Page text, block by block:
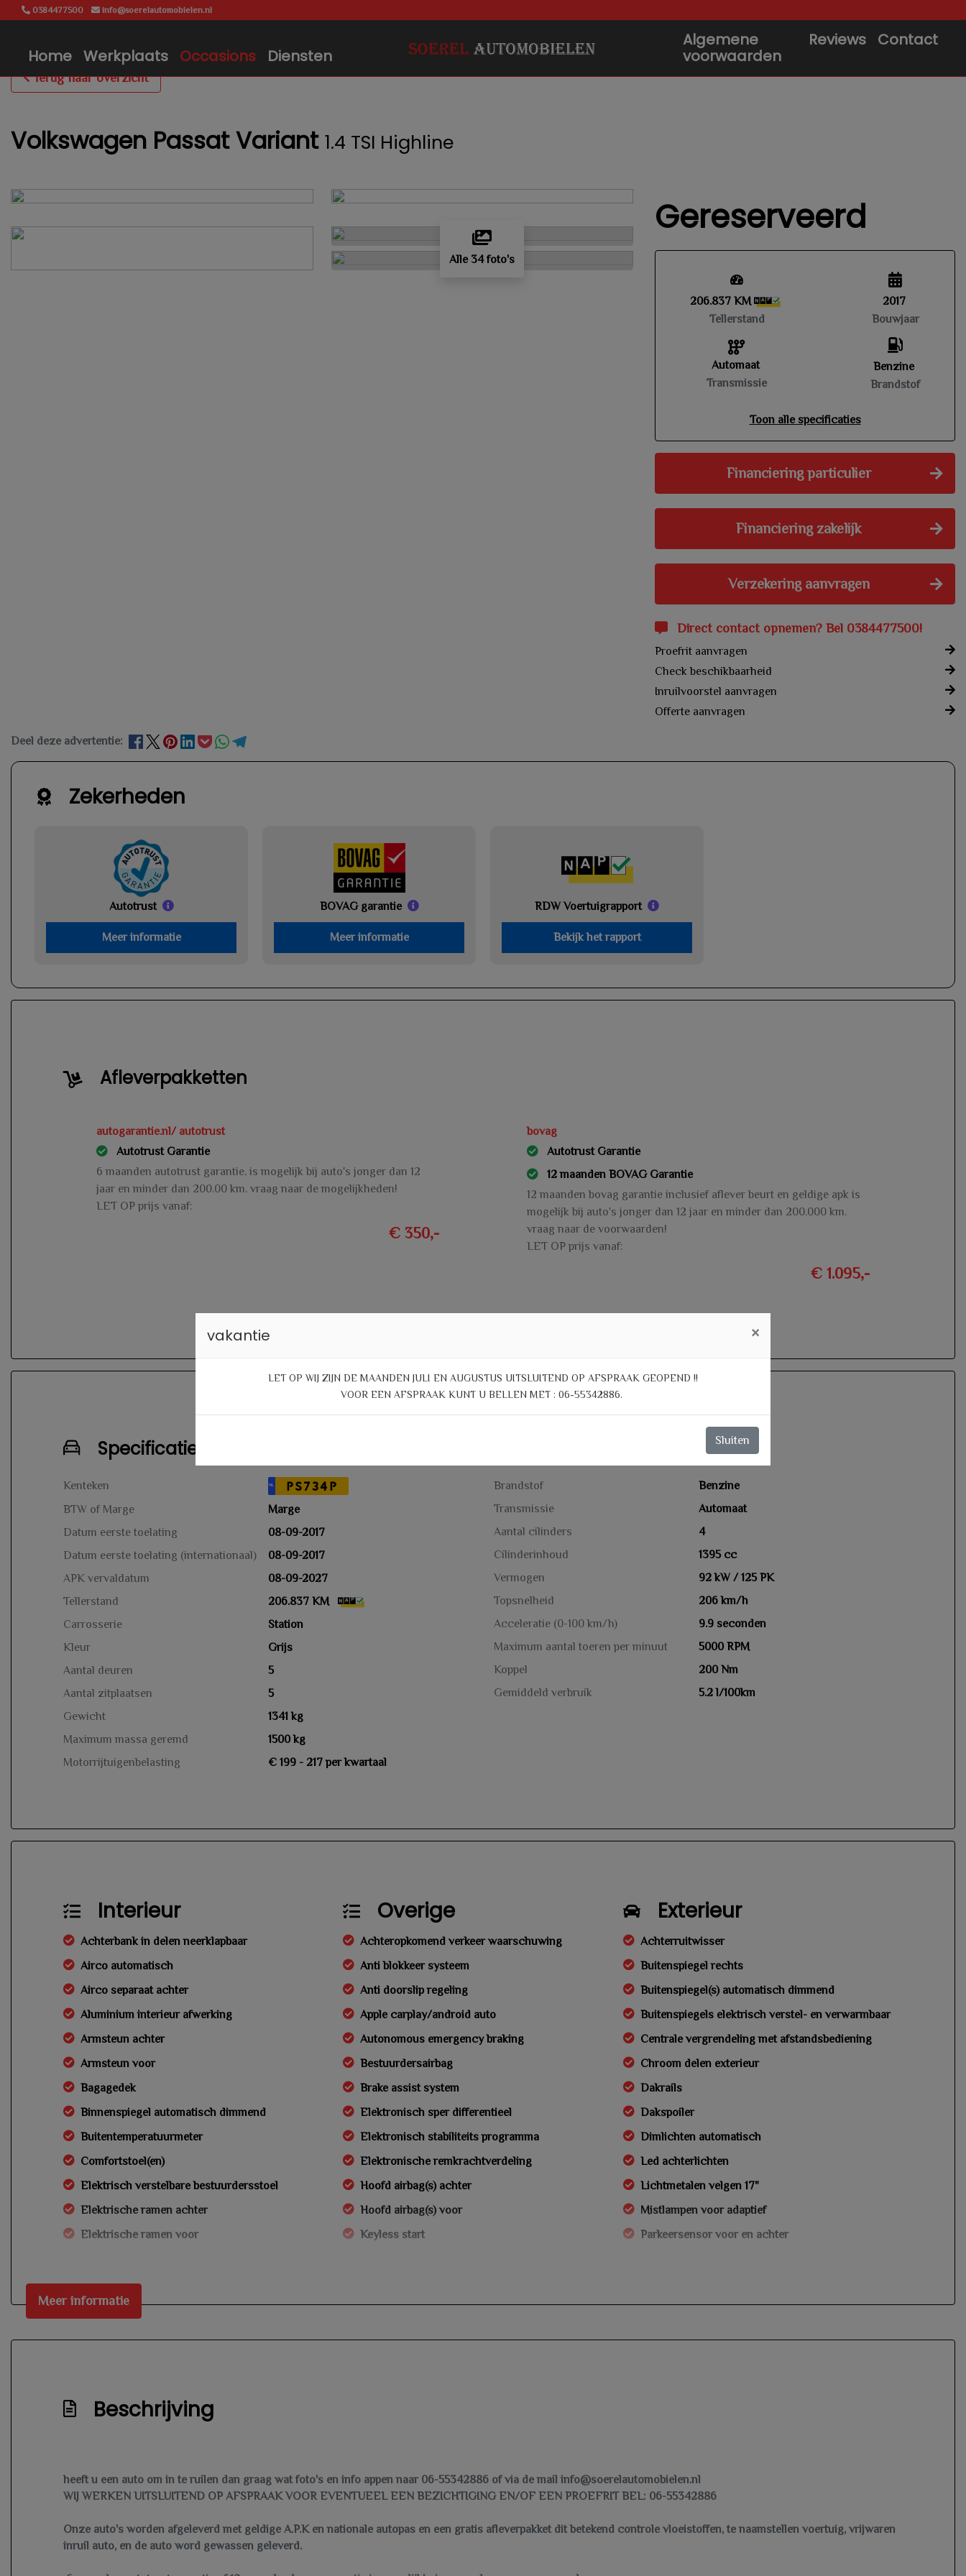
0384477500 info@soerelautomobielen.nl
Home Werkplaats Occasions Diensten
Algemene
voorwaarden
Reviews Contact
Terug naar overzicht
Volkswagen Passat Variant 1.4 TSI Highline
Alle 34 foto's
Gereserveerd
206.837 KM
Tellerstand
Automaat
Transmissie
2017
Bouwjaar
Benzine
Brandstof
Toon alle specificaties
Financiering particulier
Financiering zakelijk
Verzekering aanvragen
Direct contact opnemen? Bel 0384477500!
Proefrit aanvragen
Check beschikbaarheid
Inruilvoorstel aanvragen
Offerte aanvragen
Deel deze advertentie:
Zekerheden
Autotrust
Meer informatie
BOVAG garantie
Meer informatie
RDW Voertuigrapport
Bekijk het rapport
Afleverpakketten
autogarantie.nl/ autotrust
Autotrust Garantie
6 maanden autotrust garantie, is mogelijk bij auto's jonger dan 12
jaar en minder dan 200.00 km. vraag naar de mogelijkheden!
LET OP prijs vanaf:
€ 350,-
bovag
Autotrust Garantie
12 maanden BOVAG Garantie
12 maanden bovag garantie inclusief aflever beurt en geldige apk is
mogelijk bij auto's jonger dan 12 jaar en minder dan 200.000 km.
vraag naar de voorwaarden!
LET OP prijs vanaf:
€ 1.095,-
Specificaties
Kenteken NL PS734P
BTW of Marge
Marge
Datum eerste toelating
08-09-2017
Datum eerste toelating (internationaal)
08-09-2017
APK vervaldatum
08-09-2027
Tellerstand
206.837 KM
Carrosserie
Station
Kleur
Grijs
Aantal deuren
5
Aantal zitplaatsen
5
Gewicht
1341 kg
Maximum massa geremd
1500 kg
Motorrijtuigenbelasting
€ 199 - 217 per kwartaal
Motor en transmissie
Brandstof
Benzine
Transmissie
Automaat
Aantal cilinders
4
Cilinderinhoud
1395 cc
Vermogen
92 kW / 125 PK
Topsnelheid
206 km/h
Acceleratie (0-100 km/h)
9.9 seconden
Maximum aantal toeren per minuut
5000 RPM
Koppel
200 Nm
Gemiddeld verbruik
5.2 l/100km
Interieur
Achterbank in delen neerklapbaar
Airco automatisch
Airco separaat achter
Aluminium interieur afwerking
Armsteun achter
Armsteun voor
Bagagedek
Binnenspiegel automatisch dimmend
Buitentemperatuurmeter
Comfortstoel(en)
Elektrisch verstelbare bestuurdersstoel
Elektrische ramen achter
Elektrische ramen voor
Lendesteun(en) verstelbaar
Stuur en versnellingspook (kunst)leder
Voorstoelen verwarmd
Overige
Achteropkomend verkeer waarschuwing
Anti blokkeer systeem
Anti doorslip regeling
Apple carplay/android auto
Autonomous emergency braking
Bestuurdersairbag
Brake assist system
Elektronisch sper differentieel
Elektronisch stabiliteits programma
Elektronische remkrachtverdeling
Hoofd airbag(s) achter
Hoofd airbag(s) voor
Keyless start
Passagiersairbag
Exterieur
Achterruitwisser
Buitenspiegel rechts
Buitenspiegel(s) automatisch dimmend
Buitenspiegels elektrisch verstel- en verwarmbaar
Centrale vergrendeling met afstandsbediening
Chroom delen exterieur
Dakrails
Dakspoiler
Dimlichten automatisch
Led achterlichten
Lichtmetalen velgen 17"
Mistlampen voor adaptief
Parkeersensor voor en achter
Meer informatie
Beschrijving
heeft u een auto om in te ruilen dan graag wat foto's en info appen naar 06-55342886 of via de mail info@soerelautomobielen.nl
WIJ WERKEN UITSLUITEND OP AFSPRAAK VOOR EVENTUEEL EEN BEZICHTIGING EN/OF EEN PROEFRIT BEL: 06-55342886
Onze auto's worden afgeleverd met geldige A.P.K en nationale autopas en een gratis afleverpakket dit betekend controle vloeistoffen, te naamstellen voertuig, vrijwaren
inruil auto, en de auto word gewassen geleverd.
vakantie ×
LET OP WIJ ZIJN DE MAANDEN JULI EN AUGUSTUS UITSLUITEND OP AFSPRAAK GEOPEND !!
VOOR EEN AFSPRAAK KUNT U BELLEN MET : 06-55342886.
Sluiten